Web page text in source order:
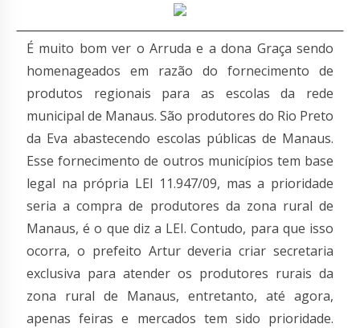
É muito bom ver o Arruda e a dona Graça sendo
homenageados em razão do fornecimento de
produtos regionais para as escolas da rede
municipal de Manaus. São produtores do Rio Preto
da Eva abastecendo escolas públicas de Manaus.
Esse fornecimento de outros municípios tem base
legal na própria LEI 11.947/09, mas a prioridade
seria a compra de produtores da zona rural de
Manaus, é o que diz a LEI. Contudo, para que isso
ocorra, o prefeito Artur deveria criar secretaria
exclusiva para atender os produtores rurais da
zona rural de Manaus, entretanto, até agora,
apenas feiras e mercados tem sido prioridade.